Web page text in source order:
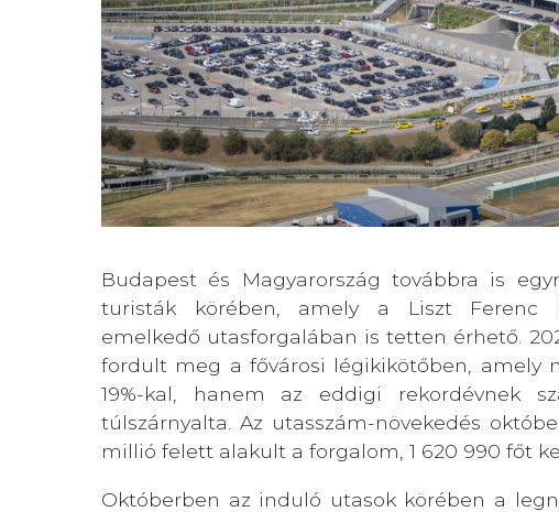
Budapest és Magyarország továbbra is
turisták körében, amely a Liszt Ferenc
emelkedő utasforgalában is tetten érhető.
fordult meg a fővárosi légikikötőben, amely
19%-kal, hanem az eddigi rekordévnek
túlszárnyalta. Az utasszám-növekedés
millió felett alakult a forgalom, 1 620 990 főt
Októberben az induló utasok körében a